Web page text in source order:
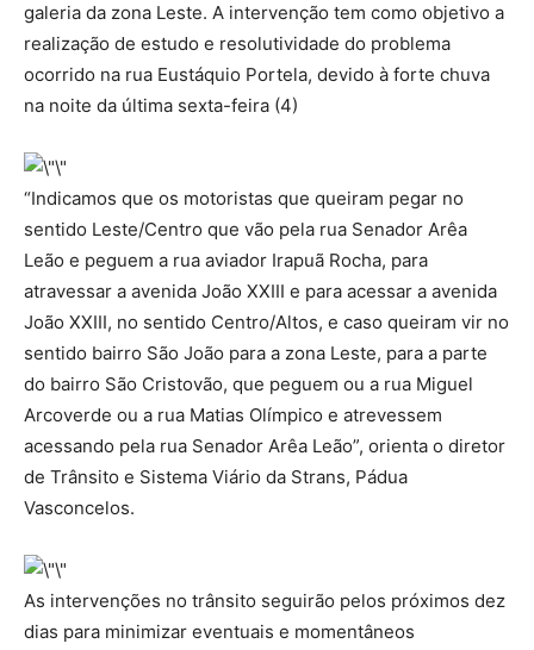
galeria da zona Leste. A intervenção tem como objetivo a
realização de estudo e resolutividade do problema
ocorrido na rua Eustáquio Portela, devido à forte chuva
na noite da última sexta-feira (4)
“Indicamos que os motoristas que queiram pegar no
sentido Leste/Centro que vão pela rua Senador Arêa
Leão e peguem a rua aviador Irapuã Rocha, para
atravessar a avenida João XXIII e para acessar a avenida
João XXIII, no sentido Centro/Altos, e caso queiram vir no
sentido bairro São João para a zona Leste, para a parte
do bairro São Cristovão, que peguem ou a rua Miguel
Arcoverde ou a rua Matias Olímpico e atrevessem
acessando pela rua Senador Arêa Leão”, orienta o diretor
de Trânsito e Sistema Viário da Strans, Pádua
Vasconcelos.
As intervenções no trânsito seguirão pelos próximos dez
dias para minimizar eventuais e momentâneos